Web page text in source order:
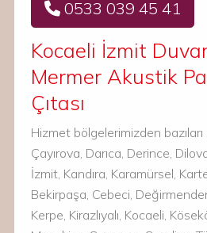
0533 039 45 41
Kocaeli İzmit
Mermer Akustik
Çıtası
Hizmet bölgelerimizden
Çayırova, Darıca, Derince,
İzmit, Kandıra, Karamürsel,
Bekirpaşa, Cebeci,
Kerpe, Kirazlıyalı, Kocaeli,